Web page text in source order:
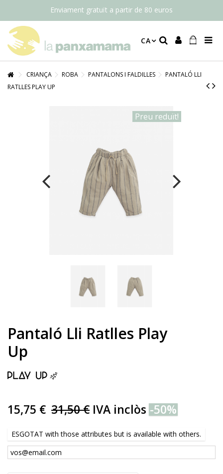
Enviament gratuït a partir de 80 euros
CA
CRIANÇA ROBA PANTALONS I FALDILLES
PANTALÓ LLI
RATLLES PLAY UP
Preu reduït!
Pantaló Lli Ratlles Play
Up
15,75 € 31,50 € IVA inclòs -50%
ESGOTAT with those attributes but is available with others.